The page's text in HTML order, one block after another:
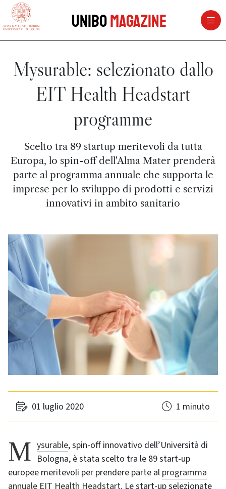
vai al contenuto della pagina
UniboMagazine
Mysurable: selezionato dallo
EIT Health Headstart
programme
Scelto tra 89 startup meritevoli da tutta
Europa, lo spin-off dell'Alma Mater prenderà
parte al programma annuale che supporta le
imprese per lo sviluppo di prodotti e servizi
innovativi in ambito sanitario
01 luglio 2020 1 minuto
Mysurable, spin-off innovativo dell’Università di
Bologna, è stata scelto tra le 89 start-up
europee meritevoli per prendere parte al programma
annuale EIT Health Headstart. Le start-up selezionate